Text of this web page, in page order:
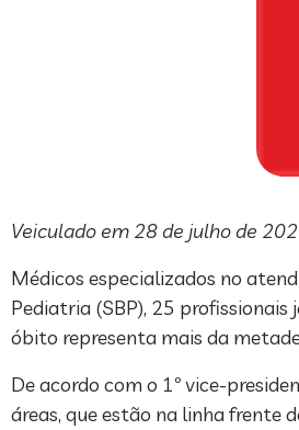
Veiculado em 28 de julho de
Médicos especializados no
Pediatria (SBP), 25 profissionais
óbito representa mais da
De acordo com o 1º vice-
áreas, que estão na linha frente